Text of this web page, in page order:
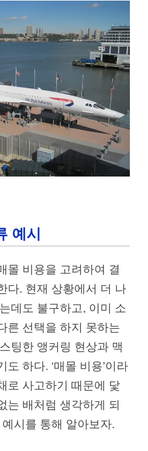
예시
몰 비용을 고려하여 결
다. 현재 상황에서 더 나
데도 불구하고, 이미 소
른 선택을 하지 못하는
팅한 앵커링 현상과 맥
하다. ‘매몰 비용’이라
로 사고하기 때문에 닻
는 배처럼 생각하게 되
시를 통해 알아보자.